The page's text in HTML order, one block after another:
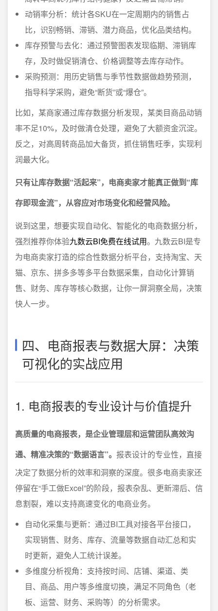
动销率分析：统计各SKU在一定周期内的销售占
比，识别畅销、滞销、潜力商品，优化品类结构。
库存预警与去化：通过预警图表发现临期、滞销库
存，及时做促销清仓、价格调整等去库存动作。
采购预测：用历史销售与季节性数据做趋势预测，
指导科学采购，避免“断货”或“爆仓”。
比如，某商家通过库存数据分析发现，某类目商品动销
率不足10%，及时做清仓处理，避免了大额资金沉淀。
反之，对高周转商品加大备货，抓住销售旺季，实现利
润最大化。
只有让库存数据“活起来”，电商卖家才能真正做到“库
存即现金流”，从容应对市场变化和经营风险。
说到这里，想要实现自动化、智能化的电商数据分析，
强烈推荐你体验九数云BI免费在线试用。九数云BI是专
为电商卖家打造的综合性数据分析平台，支持淘宝、天
猫、京东、拼多多等多平台数据采集，自动化计算销
售、财务、库存等核心数据，让你一屏洞察全局，决策
快人一步。
四、电商报表与数据大屏：决策
可视化的实战应用
1. 电商报表的专业设计与价值提升
高质量的电商报表，是企业管理层和运营团队高效沟
通、精准决策的“数据语言”。 报表设计的专业性，直接
决定了数据分析的效率和洞察的深度。很多电商卖家还
停留在“手工做Excel”的阶段，报表杂乱、更新滞后、信
息割裂，难以支持高速变化的电商业务。
自动化采集与更新：通过BI工具对接各平台接口，
实现销售、财务、库存、流量等数据自动汇总和实
时更新，避免人工统计误差。
多维度分析视角：支持按时间、店铺、渠道、类
目、商品、用户等多维度切换，满足不同角色（老
板、运营、财务、采购等）的分析需求。